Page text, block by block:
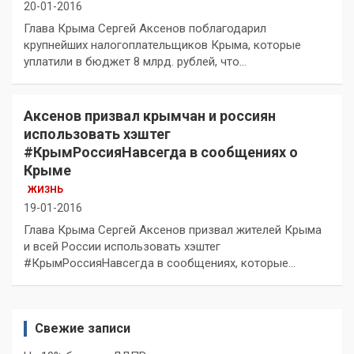
20-01-2016
Глава Крыма Сергей Аксенов поблагодарил
крупнейших налогоплательщиков Крыма, которые
уплатили в бюджет 8 млрд. рублей, что…
Аксенов призвал крымчан и россиян
использовать хэштег
‪#‎КрымРоссияНавсегда‬ в сообщениях о
Крыме
ЖИЗНЬ
19-01-2016
Глава Крыма Сергей Аксенов призвал жителей Крыма
и всей России использовать хэштег
‪#‎КрымРоссияНавсегда в сообщениях, которые…
Свежие записи